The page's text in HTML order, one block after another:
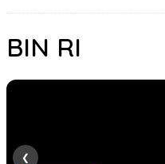
BIN RI
❮